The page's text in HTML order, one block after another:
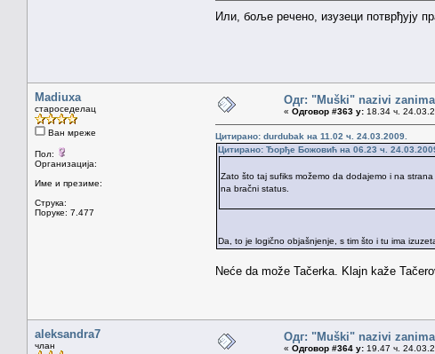
Или, боље речено, изузеци потврђују
Madiuxa
староседелац
Ван мреже
Пол:
Организација:
Име и презиме:
Струка:
Поруке: 7.477
Одг: "Muški" nazivi
« Одговор #363 у: 18.34 ч.
Цитирано: durdubak на 11.02 ч. 24.03.2009.
Цитирано: Ђорђе Божовић на 06.23 ч.
Zato što taj sufiks možemo da dodajemo i na
na bračni status.
Da, to je logično objašnjenje, s tim što i tu ima
Neće da može Tačerka. Klajn kaže
aleksandra7
члан
Одг: "Muški" nazivi
« Одговор #364 у: 19.47 ч.